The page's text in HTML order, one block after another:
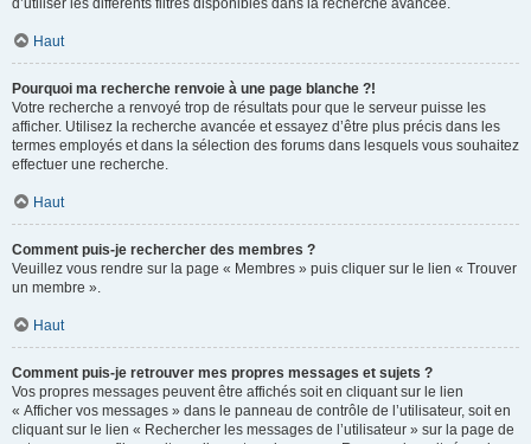
d’utiliser les différents filtres disponibles dans la recherche avancée.
Haut
Pourquoi ma recherche renvoie à une page blanche ?!
Votre recherche a renvoyé trop de résultats pour que le serveur puisse les
afficher. Utilisez la recherche avancée et essayez d’être plus précis dans les
termes employés et dans la sélection des forums dans lesquels vous souhaitez
effectuer une recherche.
Haut
Comment puis-je rechercher des membres ?
Veuillez vous rendre sur la page « Membres » puis cliquer sur le lien « Trouver
un membre ».
Haut
Comment puis-je retrouver mes propres messages et sujets ?
Vos propres messages peuvent être affichés soit en cliquant sur le lien
« Afficher vos messages » dans le panneau de contrôle de l’utilisateur, soit en
cliquant sur le lien « Rechercher les messages de l’utilisateur » sur la page de